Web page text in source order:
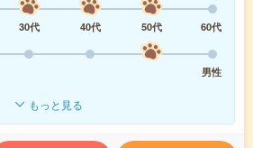
30代 40代 50代
60代
男性
もっと見る